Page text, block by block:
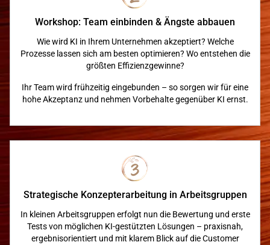
Workshop: Team einbinden & Ängste abbauen
Wie wird KI in Ihrem Unternehmen akzeptiert? Welche
Prozesse lassen sich am besten optimieren? Wo entstehen die
größten Effizienzgewinne?
Ihr Team wird frühzeitig eingebunden – so sorgen wir für eine
hohe Akzeptanz und nehmen Vorbehalte gegenüber KI ernst.
Strategische Konzepterarbeitung in Arbeitsgruppen
In kleinen Arbeitsgruppen erfolgt nun die Bewertung und erste
Tests von möglichen KI-gestützten Lösungen – praxisnah,
ergebnisorientiert und mit klarem Blick auf die Customer